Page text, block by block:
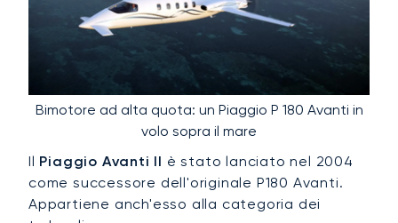
Bimotore ad alta quota: un Piaggio P 180 Avanti in
volo sopra il mare
Il Piaggio Avanti II è stato lanciato nel 2004
come successore dell'originale P180 Avanti.
Appartiene anch'esso alla categoria dei